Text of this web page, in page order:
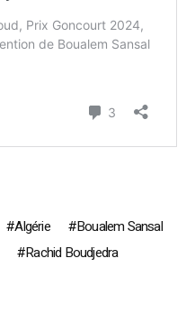
Algérie
Boualem Sansal
Rachid Boudjedra